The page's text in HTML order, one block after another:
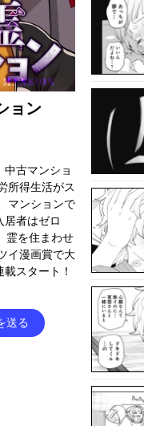
ョン
古マンショ
所得生活がス
マンションで
居者はゼロ
霊を住まわせ
イ漫画賞で大
スタート！
送る